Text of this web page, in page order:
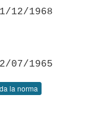
12/1968
la norma